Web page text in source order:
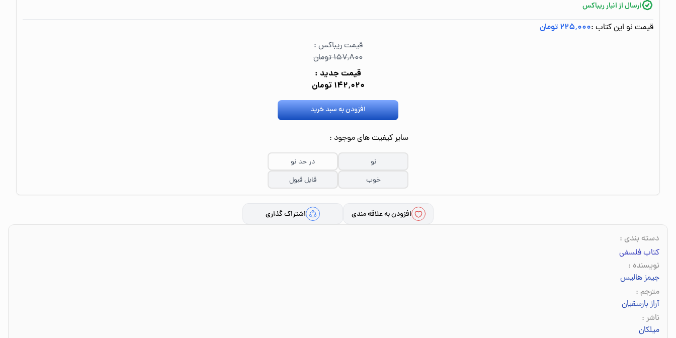
ارسال از انبار ریباکس
قیمت نو این کتاب :۲۲۵٬۰۰۰ تومان
قیمت ریباکس :
۱۵۷٬۸۰۰ تومان
قیمت جدید :
۱۴۲٬۰۲۰ تومان
افزودن به سبد خرید
سایر کیفیت های موجود :
نو
در حد نو
خوب
قابل قبول
افزودن به علاقه مندی اشتراک گذاری
دسته بندی :
کتاب فلسفی
نویسنده :
جیمز هالیس
مترجم :
آراز بارسقیان
ناشر :
میلکان